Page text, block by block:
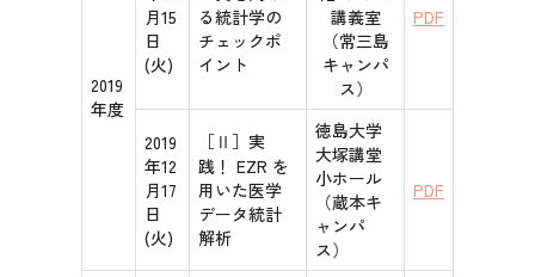
2019
年度
月15
日
(火)
る統計学の
チェックポ
イント
講義室
（常三島
キャンパ
ス）
PDF
2019
年12
月17
日
(火)
［Ⅱ］実
践！ EZR を
用いた医学
データ統計
解析
徳島大学
大塚講堂
小ホール
（蔵本キ
ャンパ
ス）
PDF